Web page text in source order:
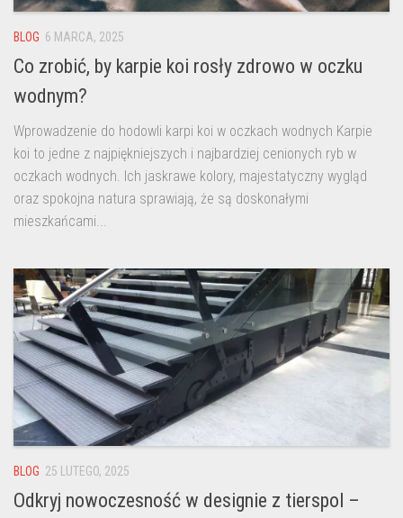
BLOG 6 MARCA, 2025
Co zrobić, by karpie koi rosły zdrowo w oczku
wodnym?
Wprowadzenie do hodowli karpi koi w oczkach wodnych Karpie
koi to jedne z najpiękniejszych i najbardziej cenionych ryb w
oczkach wodnych. Ich jaskrawe kolory, majestatyczny wygląd
oraz spokojna natura sprawiają, że są doskonałymi
mieszkańcami...
BLOG 25 LUTEGO, 2025
Odkryj nowoczesność w designie z tierspol –